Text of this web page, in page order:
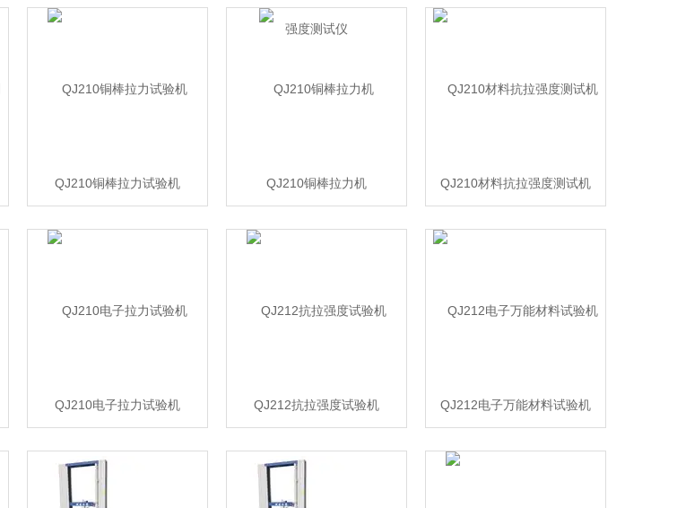
QJ210铜棒拉力试验机 QJ210铜棒拉力机 QJ210材料抗拉强度测试机
QJ210电子拉力试验机 QJ212抗拉强度试验机 QJ212电子万能材料试验机